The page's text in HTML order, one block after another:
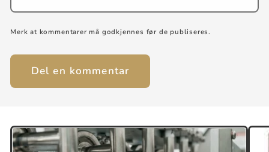
Merk at kommentarer må godkjennes før de publiseres.